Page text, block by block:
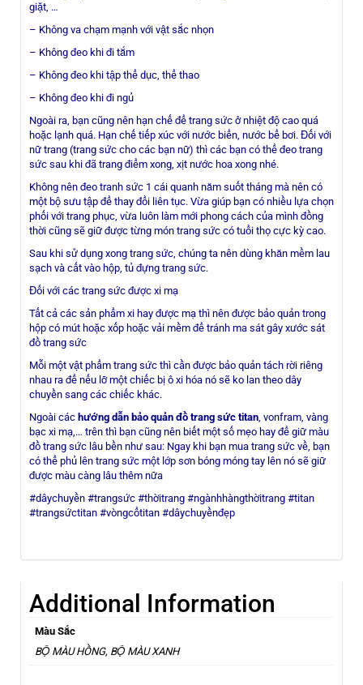
giặt, …
– Không va chạm mạnh với vật sắc nhọn
– Không đeo khi đi tắm
– Không đeo khi tập thể dục, thể thao
– Không đeo khi đi ngủ
Ngoài ra, bạn cũng nên hạn chế để trang sức ở nhiệt độ cao quá
hoặc lạnh quá. Hạn chế tiếp xúc với nước biển, nước bể bơi. Đối với
nữ trang (trang sức cho các bạn nữ) thì các bạn có thể đeo trang
sức sau khi đã trang điểm xong, xịt nước hoa xong nhé.
Không nên đeo tranh sức 1 cái quanh năm suốt tháng mà nên có
một bộ sưu tập để thay đổi liên tục. Vừa giúp bạn có nhiều lựa chọn
phối với trang phục, vừa luôn làm mới phong cách của mình đồng
thời cũng sẽ giữ được từng món trang sức có tuổi thọ cực kỳ cao.
Sau khi sử dụng xong trang sức, chúng ta nên dùng khăn mềm lau
sạch và cất vào hộp, tủ đựng trang sức.
Đối với các trang sức được xi mạ
Tất cả các sản phẩm xi hay được mạ thì nên được bảo quản trong
hộp có mút hoặc xốp hoặc vải mềm để tránh ma sát gây xước sát
đồ trang sức
Mỗi một vật phẩm trang sức thì cần được bảo quản tách rời riêng
nhau ra để nếu lỡ một chiếc bị ô xi hóa nó sẽ ko lan theo dây
chuyền sang các chiếc khác.
Ngoài các hướng dẫn bảo quản đồ trang sức titan, vonfram, vàng
bạc xi mạ,… trên thì bạn cũng nên biết một số mẹo hay để giữ màu
đồ trang sức lâu bền như sau: Ngay khi bạn mua trang sức về, bạn
có thể phủ lên trang sức một lớp sơn bóng móng tay lên nó sẽ giữ
được màu càng lâu thêm nữa
#dâychuyền #trangsức #thờitrang #ngànhhàngthờitrang #titan
#trangsứctitan #vòngcổtitan #dâychuyềnđẹp
Additional Information
Màu Sắc
BỘ MÀU HỒNG, BỘ MÀU XANH